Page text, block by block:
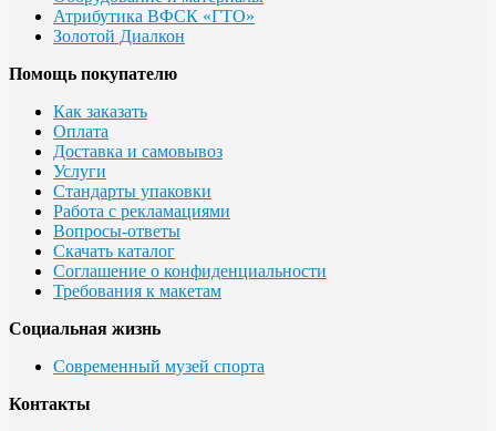
Атрибутика ВФСК «ГТО»
Золотой Диалкон
Помощь покупателю
Как заказать
Оплата
Доставка и самовывоз
Услуги
Стандарты упаковки
Работа с рекламациями
Вопросы-ответы
Скачать каталог
Соглашение о конфиденциальности
Требования к макетам
Социальная жизнь
Современный музей спорта
Контакты